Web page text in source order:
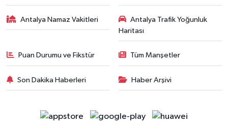
Antalya Namaz Vakitleri
Antalya Trafik Yoğunluk
Haritası
Puan Durumu ve Fikstür Tüm Manşetler
Son Dakika Haberleri Haber Arşivi